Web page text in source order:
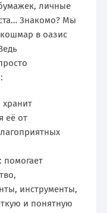
личные
Знакомо? Мы
в оазис
её от
помогает
инструменты,
и понятную